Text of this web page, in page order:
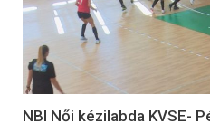
NBI Női kézilabda KVSE-